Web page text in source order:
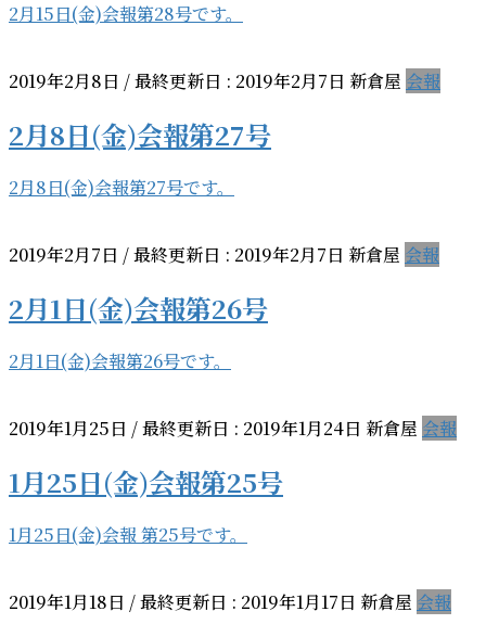
2月15日(金)会報第28号です。
2019年2月8日 / 最終更新日 : 2019年2月7日 新倉屋 会報
2月8日(金)会報第27号
2月8日(金)会報第27号です。
2019年2月7日 / 最終更新日 : 2019年2月7日 新倉屋 会報
2月1日(金)会報第26号
2月1日(金)会報第26号です。
2019年1月25日 / 最終更新日 : 2019年1月24日 新倉屋 会報
1月25日(金)会報第25号
1月25日(金)会報 第25号です。
2019年1月18日 / 最終更新日 : 2019年1月17日 新倉屋 会報